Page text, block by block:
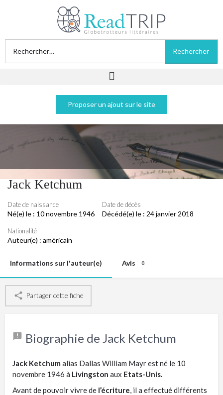
Proposer un ajout sur le site
Jack Ketchum
Date de naissance
Né(e) le : 10 novembre 1946
Date de décès
Décédé(e) le : 24 janvier 2018
Nationalité
Auteur(e) : américain
Informations sur l'auteur(e) Avis 0
Partager cette fiche
Biographie de Jack Ketchum
​Jack Ketchum alias Dallas William Mayr est né le 10
novembre 1946 à Livingston aux Etats-Unis.
Avant de pouvoir vivre de l’écriture , il a effectué différents